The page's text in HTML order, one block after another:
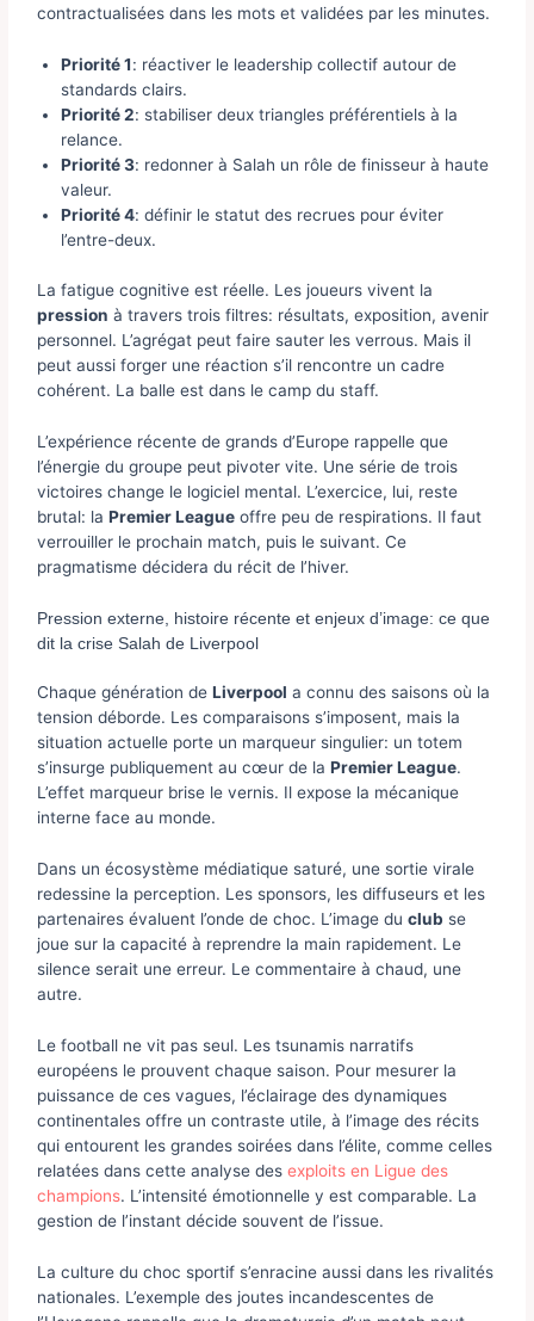
contractualisées dans les mots et validées par les minutes.
Priorité 1: réactiver le leadership collectif autour de
standards clairs.
Priorité 2: stabiliser deux triangles préférentiels à la
relance.
Priorité 3: redonner à Salah un rôle de finisseur à haute
valeur.
Priorité 4: définir le statut des recrues pour éviter
l’entre-deux.
La fatigue cognitive est réelle. Les joueurs vivent la
pression à travers trois filtres: résultats, exposition, avenir
personnel. L’agrégat peut faire sauter les verrous. Mais il
peut aussi forger une réaction s’il rencontre un cadre
cohérent. La balle est dans le camp du staff.
L’expérience récente de grands d’Europe rappelle que
l’énergie du groupe peut pivoter vite. Une série de trois
victoires change le logiciel mental. L’exercice, lui, reste
brutal: laPremier League offre peu de respirations. Il faut
verrouiller le prochain match, puis le suivant. Ce
pragmatisme décidera du récit de l’hiver.
Pression externe, histoire récente et enjeux d’image: ce que
dit la crise Salah de Liverpool
Chaque génération deLiverpool a connu des saisons où la
tension déborde. Les comparaisons s’imposent, mais la
situation actuelle porte un marqueur singulier: un totem
s’insurge publiquement au cœur de laPremier League.
L’effet marqueur brise le vernis. Il expose la mécanique
interne face au monde.
Dans un écosystème médiatique saturé, une sortie virale
redessine la perception. Les sponsors, les diffuseurs et les
partenaires évaluent l’onde de choc. L’image duclub se
joue sur la capacité à reprendre la main rapidement. Le
silence serait une erreur. Le commentaire à chaud, une
autre.
Le football ne vit pas seul. Les tsunamis narratifs
européens le prouvent chaque saison. Pour mesurer la
puissance de ces vagues, l’éclairage des dynamiques
continentales offre un contraste utile, à l’image des récits
qui entourent les grandes soirées dans l’élite, comme celles
relatées dans cette analyse desexploits en Ligue des
champions. L’intensité émotionnelle y est comparable. La
gestion de l’instant décide souvent de l’issue.
La culture du choc sportif s’enracine aussi dans les rivalités
nationales. L’exemple des joutes incandescentes de